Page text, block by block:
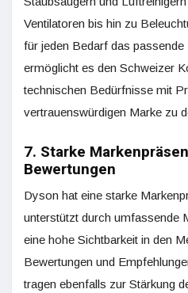
Ventilatoren bis hin zu
für jeden Bedarf das
ermöglicht es den Schweizer
technischen Bedürfnisse mit
vertrauenswürdigen Marke zu
7. Starke
Bewertungen
Dyson hat eine starke
unterstützt durch umfassende
eine hohe Sichtbarkeit in den
Bewertungen und
tragen ebenfalls zur Stärkung